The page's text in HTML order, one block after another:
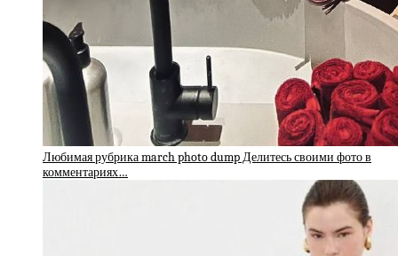
Любимая рубрика march photo dump Делитесь своими фото в
комментариях…